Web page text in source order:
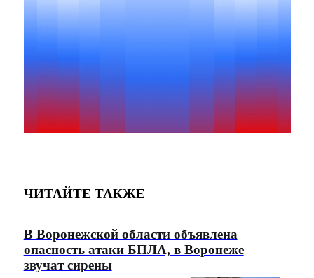
ЧИТАЙТЕ ТАКЖЕ
В Воронежской области объявлена
опасность атаки БПЛА, в Воронеже
звучат сирены